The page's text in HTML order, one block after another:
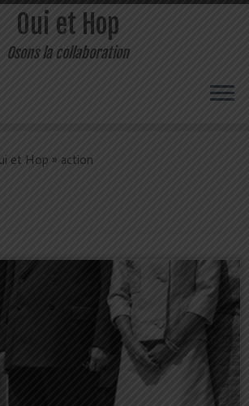
Oui et Hop
Osons la collaboration
et Hop » action